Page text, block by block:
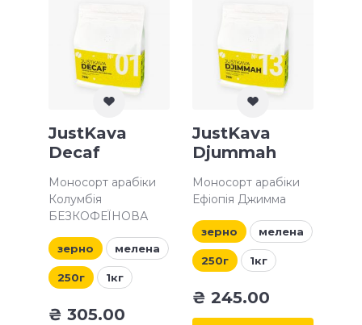
JustKava
Decaf
Моносорт арабіки
Колумбія
БЕЗКОФЕЇНОВА
зерно мелена
250г 1кг
₴ 305.00
JustKava
Djummah
Моносорт арабіки
Ефіопія Джимма
зерно мелена
250г 1кг
₴ 245.00